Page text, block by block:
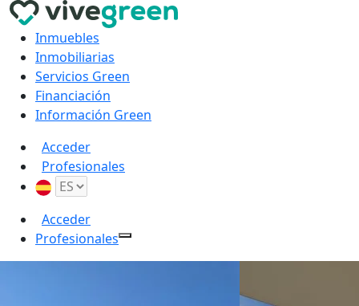
Inmuebles
Inmobiliarias
Servicios Green
Financiación
Información Green
Acceder
Profesionales
Acceder
Profesionales